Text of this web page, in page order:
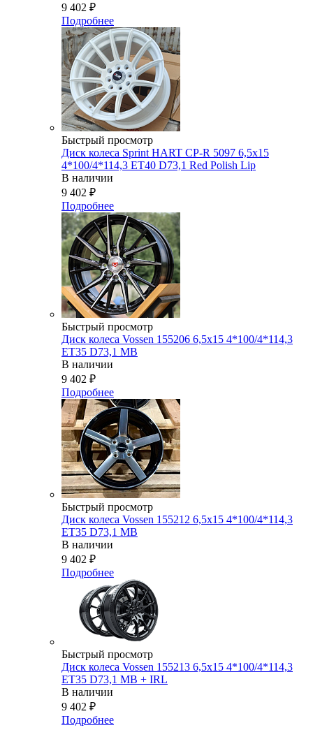
9 402 ₽
Подробнее
Быстрый просмотр
Диск колеса Sprint HART CP-R 5097 6,5x15
4*100/4*114,3 ET40 D73,1 Red Polish Lip
В наличии
9 402 ₽
Подробнее
Быстрый просмотр
Диск колеса Vossen 155206 6,5x15 4*100/4*114,3
ET35 D73,1 MB
В наличии
9 402 ₽
Подробнее
Быстрый просмотр
Диск колеса Vossen 155212 6,5x15 4*100/4*114,3
ET35 D73,1 MB
В наличии
9 402 ₽
Подробнее
Быстрый просмотр
Диск колеса Vossen 155213 6,5x15 4*100/4*114,3
ET35 D73,1 MB + IRL
В наличии
9 402 ₽
Подробнее